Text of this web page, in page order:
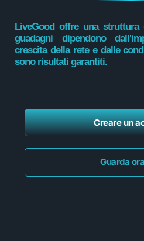
LiveGood offre una
guadagni dipendono
crescita della rete e dalle
sono risultati garantiti.
Creare un
Guarda ora